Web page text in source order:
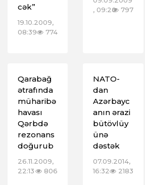
cək”
19.10.2009,
08:39
774
, 09:20 797
Qarabağ
ətrafında
müharibə
havası
Qərbdə
rezonans
doğurub
26.11.2009,
22:13
806
NATO-
dan
Azərbayc
anın ərazi
bütövlüy
ünə
dəstək
07.09.2014,
16:32
2183